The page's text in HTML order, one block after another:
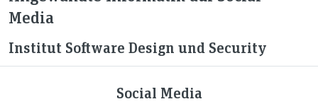
Media
Institut Software Design und Security
Social Media